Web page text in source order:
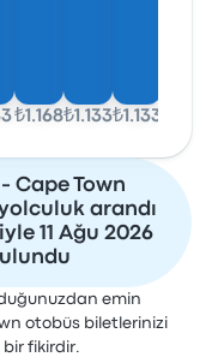
₺1.168₺1.133₺1.133
Cape Town
arandı
11 Ağu 2026
emin
otobüs biletlerinizi
fikirdir.